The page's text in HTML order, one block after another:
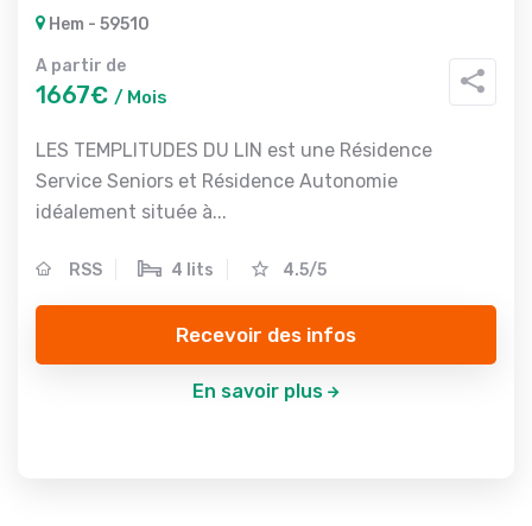
Hem - 59510
A partir de
1667€ / Mois
LES TEMPLITUDES DU LIN est une Résidence
Service Seniors et Résidence Autonomie
idéalement située à...
RSS 4 lits 4.5/5
Recevoir des infos
En savoir plus